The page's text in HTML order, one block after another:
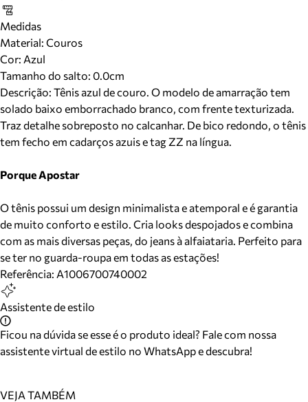
Medidas
Material: Couros
Cor: Azul
Tamanho do salto: 0.0cm
Descrição: Tênis azul de couro. O modelo de amarração tem
solado baixo emborrachado branco, com frente texturizada.
Traz detalhe sobreposto no calcanhar. De bico redondo, o tênis
tem fecho em cadarços azuis e tag ZZ na língua.
Porque Apostar
O tênis possui um design minimalista e atemporal e é garantia
de muito conforto e estilo. Cria looks despojados e combina
com as mais diversas peças, do jeans à alfaiataria. Perfeito para
se ter no guarda-roupa em todas as estações!
Referência: A1006700740002
Assistente de estilo
Ficou na dúvida se esse é o produto ideal? Fale com nossa
assistente virtual de estilo no WhatsApp e descubra!
VEJA TAMBÉM